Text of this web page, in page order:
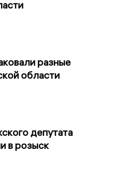
разные
области
депутата
в розыск